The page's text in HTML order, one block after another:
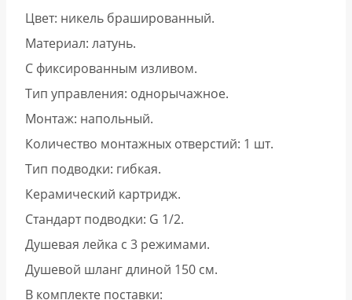
Цвет: никель брашированный.
Материал: латунь.
С фиксированным изливом.
Тип управления: однорычажное.
Монтаж: напольный.
Количество монтажных отверстий: 1 шт.
Тип подводки: гибкая.
Керамический картридж.
Стандарт подводки: G 1/2.
Душевая лейка с 3 режимами.
Душевой шланг длиной 150 см.
В комплекте поставки: